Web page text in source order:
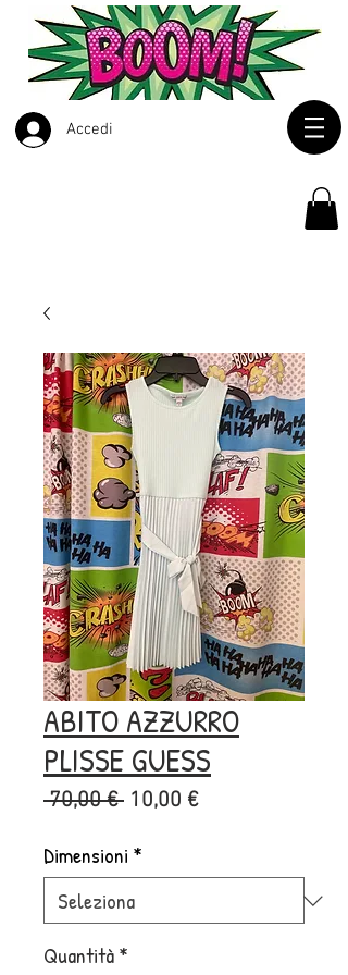
Accedi
ABITO AZZURRO
PLISSE GUESS
70,00 € Prezzo
10,00 €Prezzo
Dimensioni *
Quantità*